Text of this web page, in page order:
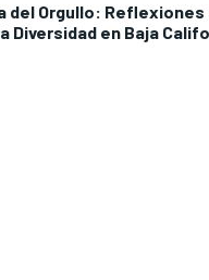
del Orgullo:
Diversidad en Baja